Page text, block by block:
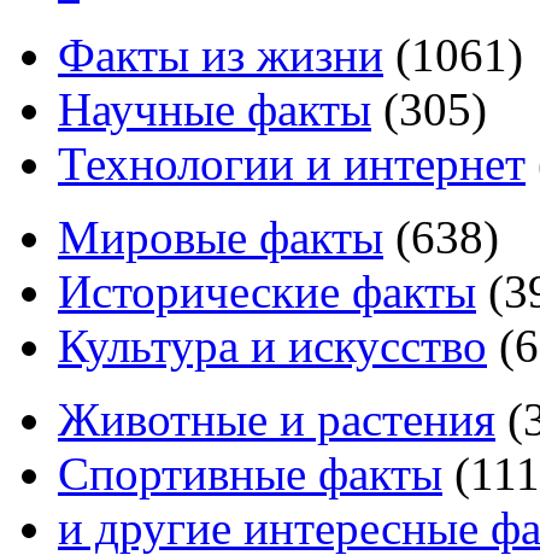
Факты из жизни (1061)
Научные факты (305)
Технологии и интернет
Мировые факты (638)
Исторические факты (
Культура и искусство (
Животные и растения (
Спортивные факты (111
и другие интересные